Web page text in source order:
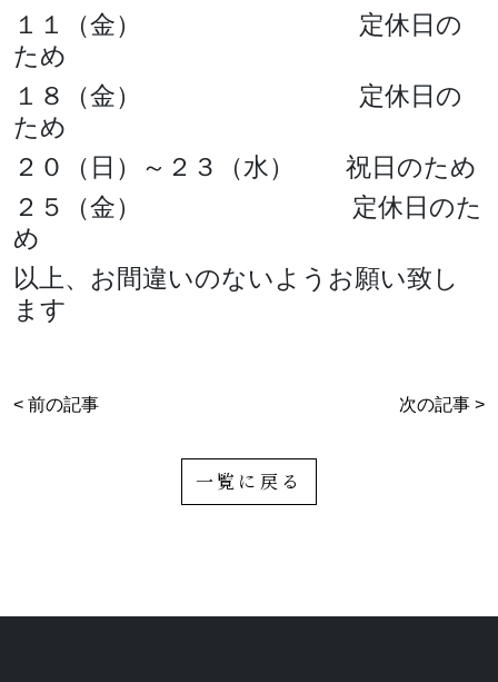
お知らせ
ブログ
お問い合わせはこちらから
着物・着付け教室についてなど
お気軽にお問い合わせください。
１１（金） 定休日の
ため
１８（金） 定休日の
ため
２０（日）～２３（水） 祝日のため
２５（金） 定休日のた
め
以上、お間違いのないようお願い致し
ます
< 前の記事 次の記事 >
一覧に戻る